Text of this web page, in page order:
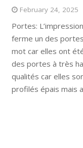
February 24, 2025
Portes:
ferme un des
mot car elles ont
des portes à très
qualités car elles
profilés épais mais